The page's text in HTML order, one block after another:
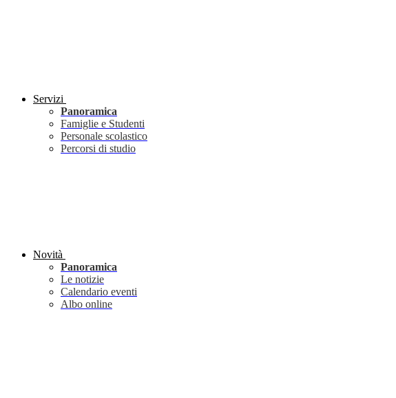
Servizi
Panoramica
Famiglie e Studenti
Personale scolastico
Percorsi di studio
Novità
Panoramica
Le notizie
Calendario eventi
Albo online